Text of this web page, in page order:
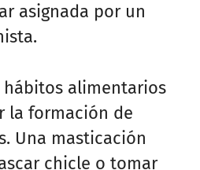
asignada por un
hábitos alimentarios
la formación de
Una masticación
chicle o tomar